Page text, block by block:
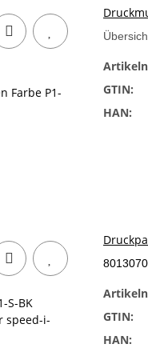
GTIN:
HAN:
GTIN:
HAN: